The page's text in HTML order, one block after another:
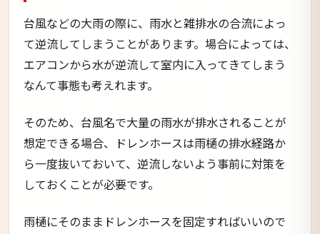
台風などの大雨の際に、雨水と雑排水の合流によっ
て逆流してしまうことがあります。場合によっては、
エアコンから水が逆流して室内に入ってきてしまう
なんて事態も考えれます。
そのため、台風名で大量の雨水が排水されることが
想定できる場合、ドレンホースは雨樋の排水経路か
ら一度抜いておいて、逆流しないよう事前に対策を
しておくことが必要です。
雨樋にそのままドレンホースを固定すればいいので